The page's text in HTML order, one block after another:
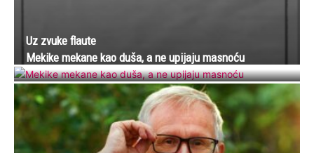
Uz zvuke flaute
Mekike mekane kao duša, a ne upijaju masnoću